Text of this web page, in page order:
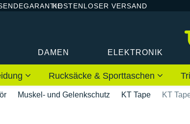
KOSTENLOSER VERSAND
DAMEN ELEKTRONIK
Rucksäcke & Sporttaschen
Muskel- und Gelenkschutz KT Tape KT